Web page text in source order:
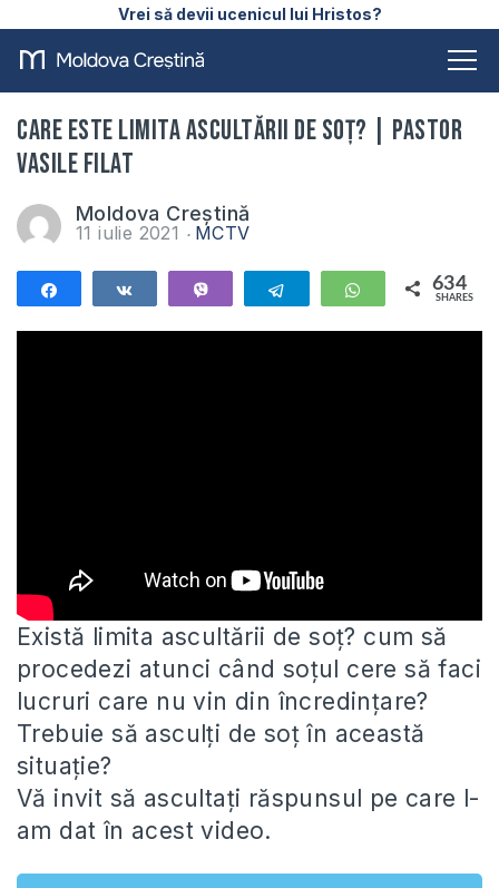
Vrei să devii ucenicul lui Hristos?
Care este limita ascultării de soț? | Pastor
Vasile Filat
Moldova Creștină
11 iulie 2021 MCTV
Telegram WhatsApp
634
SHARES
Există limita ascultării de soț? cum să
procedezi atunci când soțul cere să faci
lucruri care nu vin din încredințare?
Trebuie să asculți de soț în această
situație?
Vă invit să ascultați răspunsul pe care l-
am dat în acest video.